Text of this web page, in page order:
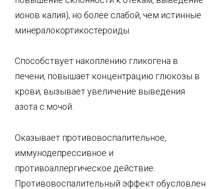
ионов калия), но более слабой, чем истинные
минералокортикостероиды.
Способствует накоплению гликогена в
печени, повышает концентрацию глюкозы в
крови, вызывает увеличение выведения
азота с мочой.
Оказывает противовоспалительное,
иммунодепрессивное и
противоаллергическое дейст­вие.
Противовоспалительный эффект обусловлен